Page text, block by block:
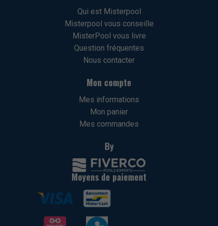
Qui est Misterpool
Misterpool vous conseille
MisterPool vous livre
Question fréquentes
Nous contacter
Mon compte
Mes informations
Mon panier
Mes commandes
By
Moyens de paiement